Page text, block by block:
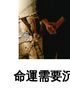
命運需要